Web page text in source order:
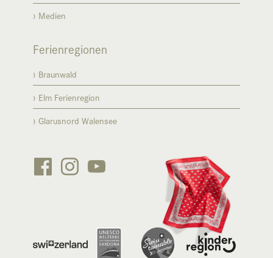
Medien
Ferienregionen
Braunwald
Elm Ferienregion
Glarusnord Walensee

 